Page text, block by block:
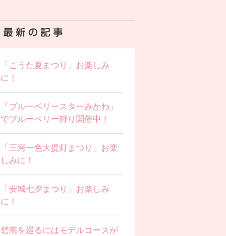
「こうた夏まつり」お楽しみ
に！
「ブルーベリースターみかわ」
でブルーベリー狩り開催中！
「三河一色大提灯まつり」お楽
しみに！
「安城七夕まつり」お楽しみ
に！
碧南を巡るにはモデルコースが